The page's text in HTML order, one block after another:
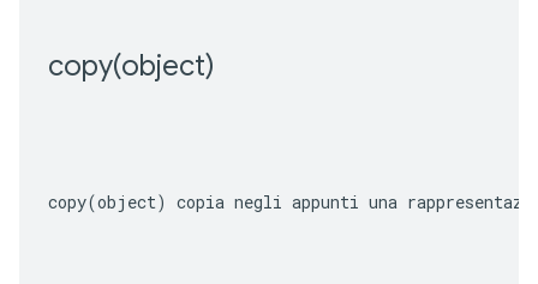
copy(object)
copy(object) copia negli appunti una